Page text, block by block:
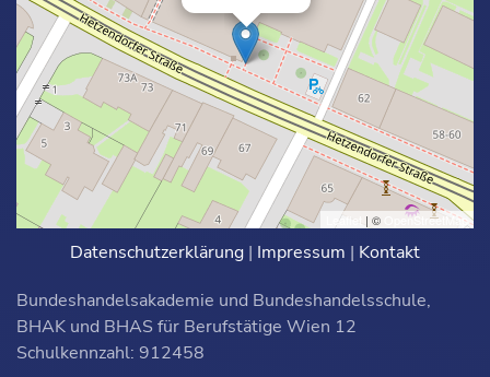
Leaflet | © OpenStreetMap
Datenschutzerklärung | Impressum | Kontakt
Bundeshandelsakademie und Bundeshandelsschule,
BHAK und BHAS für Berufstätige Wien 12
Schulkennzahl: 912458